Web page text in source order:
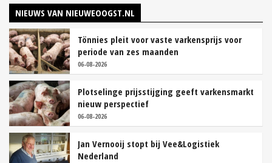
NIEUWS VAN NIEUWEOOGST.NL
Tönnies pleit voor vaste varkensprijs voor
periode van zes maanden
06-08-2026
Plotselinge prijsstijging geeft varkensmarkt
nieuw perspectief
06-08-2026
Jan Vernooij stopt bij Vee&Logistiek
Nederland